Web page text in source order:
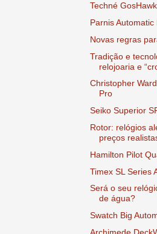
Techné GosHawk
Parnis
Novas regras
Tradição e
relojoaria e
Christopher
Pro
Seiko Superior
Rotor: relógios
preços
Hamilton Pilot
Timex SL Series
Será o seu
de água?
Swatch Big